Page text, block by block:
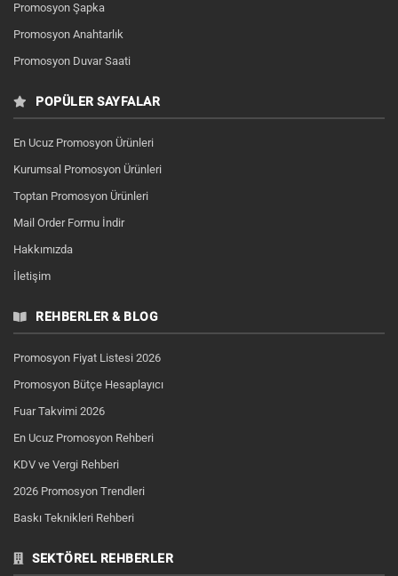
Promosyon Şapka
Promosyon Anahtarlık
Promosyon Duvar Saati
POPÜLER SAYFALAR
En Ucuz Promosyon Ürünleri
Kurumsal Promosyon Ürünleri
Toptan Promosyon Ürünleri
Mail Order Formu İndir
Hakkımızda
İletişim
REHBERLER & BLOG
Promosyon Fiyat Listesi 2026
Promosyon Bütçe Hesaplayıcı
Fuar Takvimi 2026
En Ucuz Promosyon Rehberi
KDV ve Vergi Rehberi
2026 Promosyon Trendleri
Baskı Teknikleri Rehberi
SEKTÖREL REHBERLER